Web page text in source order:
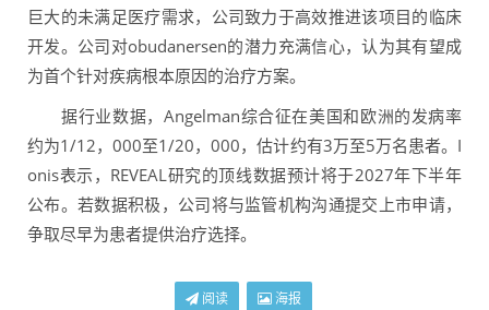
巨大的未满足医疗需求，公司致力于高效推进该项目的临床
开发。公司对obudanersen的潜力充满信心，认为其有望成
为首个针对疾病根本原因的治疗方案。
据行业数据，Angelman综合征在美国和欧洲的发病率
约为1/12，000至1/20，000，估计约有3万至5万名患者。I
onis表示，REVEAL研究的顶线数据预计将于2027年下半年
公布。若数据积极，公司将与监管机构沟通提交上市申请，
争取尽早为患者提供治疗选择。
阅读 海报